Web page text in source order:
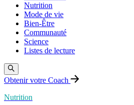
Nutrition
Mode de vie
Bien-Être
Communauté
Science
Listes de lecture
Obtenir votre Coach
Nutrition